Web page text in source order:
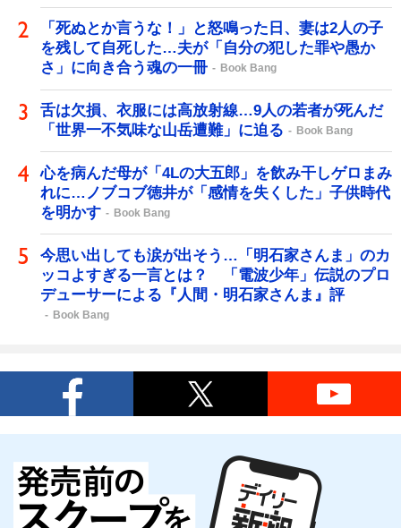
「死ぬとか言うな！」と怒鳴った日、妻は2人の子
を残して自死した…夫が「自分の犯した罪や愚か
さ」に向き合う魂の一冊
Book Bang
舌は欠損、衣服には高放射線…9人の若者が死んだ
「世界一不気味な山岳遭難」に迫る
Book Bang
心を病んだ母が「4Lの大五郎」を飲み干しゲロまみ
れに…ノブコブ徳井が「感情を失くした」子供時代
を明かす
Book Bang
今思い出しても涙が出そう…「明石家さんま」のカ
ッコよすぎる一言とは？ 「電波少年」伝説のプロ
デューサーによる『人間・明石家さんま』評
Book Bang